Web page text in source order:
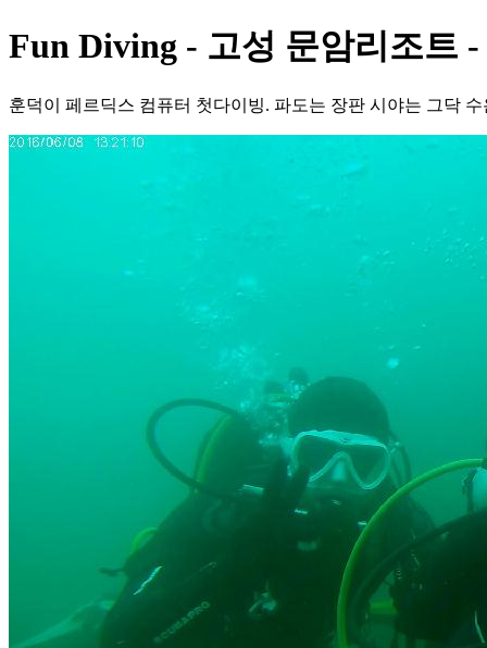
Fun Diving - 고성 문암리조트
훈덕이 페르딕스 컴퓨터 첫다이빙. 파도는 장판 시야는 그닥